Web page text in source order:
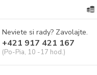
Neviete si rady? Zavolajte.
+421 917 421 167
(Po-Pia, 10 -17 hod.)